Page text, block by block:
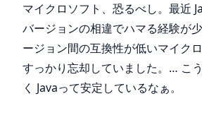
マイクロソフト、恐るべし。最近
バージョンの相違でハマる経験が
ージョン間の互換性が低いマイク
すっかり忘却していました。… こ
く Javaって安定しているなぁ。